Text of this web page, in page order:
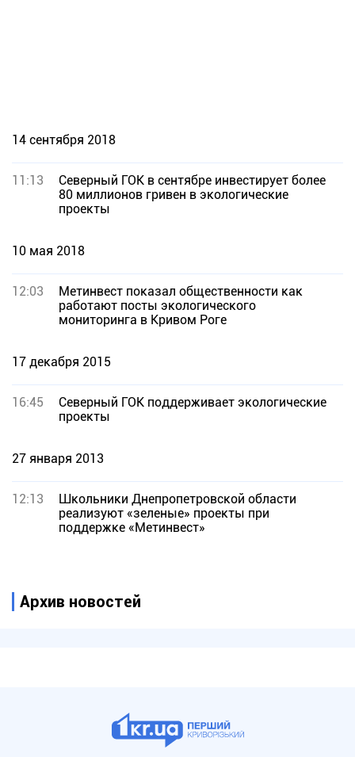
14 сентября 2018
11:13
Северный ГОК в сентябре инвестирует более
80 миллионов гривен в экологические
проекты
10 мая 2018
12:03
Метинвест показал общественности как
работают посты экологического
мониторинга в Кривом Роге
17 декабря 2015
16:45
Северный ГОК поддерживает экологические
проекты
27 января 2013
12:13
Школьники Днепропетровской области
реализуют «зеленые» проекты при
поддержке «Метинвест»
Архив новостей